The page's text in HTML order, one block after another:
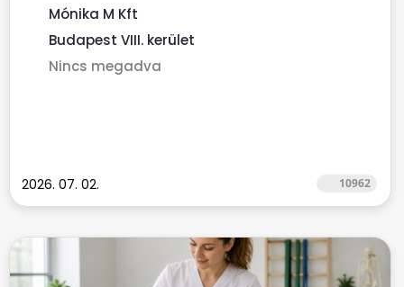
Mónika M Kft
Budapest VIII. kerület
Nincs megadva
2026. 07. 02. 10962